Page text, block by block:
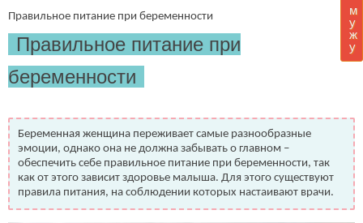
м
у
ж
у
Правильное питание при беременности
Правильное питание при
беременности
Беременная женщина переживает самые разнообразные
эмоции, однако она не должна забывать о главном –
обеспечить себе правильное питание при беременности, так
как от этого зависит здоровье малыша. Для этого существуют
правила питания, на соблюдении которых настаивают врачи.